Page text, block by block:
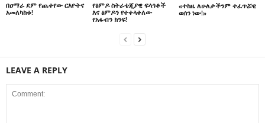
በዐማራ ደም የጨቀየው ርእዮትና
አመለካከቱ!
የፅምዶ ስትራቴጂያዊ ፍላጎቶች
እና ፅምዶን የተቀላቀለው
የአፋብን ክንፍ!
«ተከዜ ለሁለታችንም ተፈጥሯዊ
ወሰን ነው!»
LEAVE A REPLY